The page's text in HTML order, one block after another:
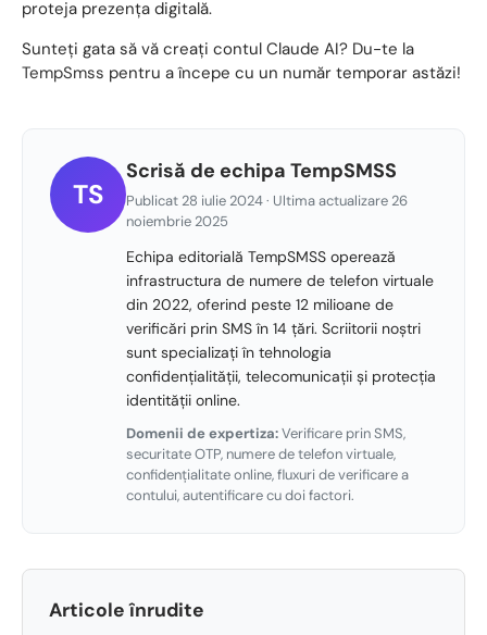
proteja prezența digitală.
Sunteți gata să vă creați contul Claude AI? Du-te la
TempSmss pentru a începe cu un număr temporar astăzi!
TS
Scrisă de echipa TempSMSS
Publicat 28 iulie 2024 · Ultima actualizare 26
noiembrie 2025
Echipa editorială TempSMSS operează
infrastructura de numere de telefon virtuale
din 2022, oferind peste 12 milioane de
verificări prin SMS în 14 țări. Scriitorii noștri
sunt specializați în tehnologia
confidențialității, telecomunicații și protecția
identității online.
Domenii de expertiza:Verificare prin SMS,
securitate OTP, numere de telefon virtuale,
confidențialitate online, fluxuri de verificare a
contului, autentificare cu doi factori.
Articole înrudite